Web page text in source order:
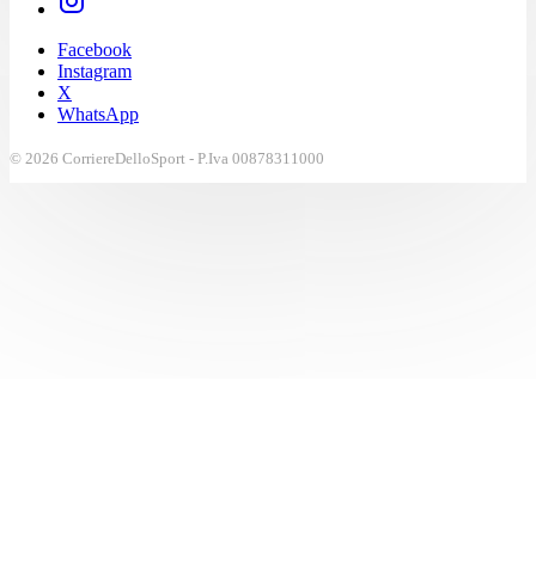
Facebook
Instagram
X
WhatsApp
© 2026 CorriereDelloSport - P.Iva 00878311000